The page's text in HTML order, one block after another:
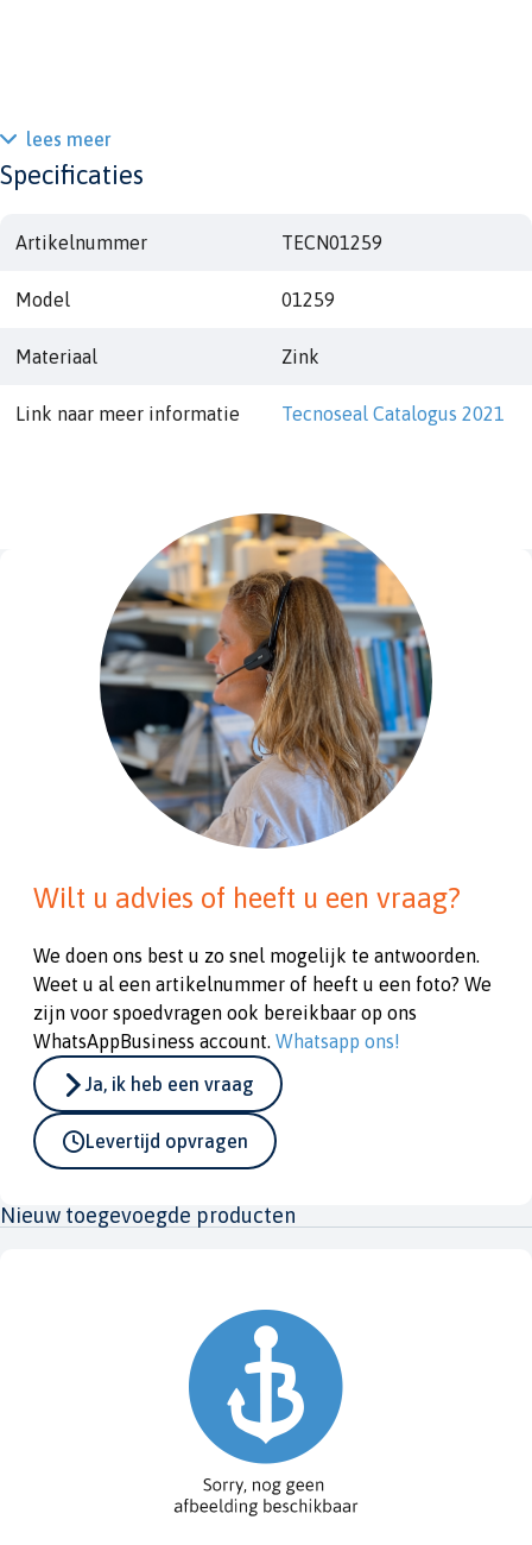
lees meer
Specificaties
Artikelnummer TECN01259
Model 01259
Materiaal Zink
Link naar meer informatie Tecnoseal Catalogus 2021
Wilt u advies of heeft u een vraag?
We doen ons best u zo snel mogelijk te antwoorden.
Weet u al een artikelnummer of heeft u een foto? We
zijn voor spoedvragen ook bereikbaar op ons
WhatsAppBusiness account. Whatsapp ons!
Ja, ik heb een vraag
Levertijd opvragen
Nieuw toegevoegde producten